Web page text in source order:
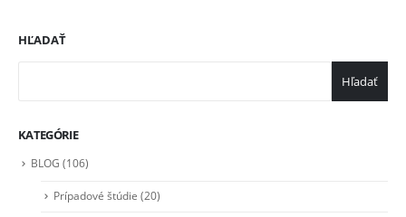
HĽADAŤ
Hľadať
KATEGÓRIE
BLOG (106)
Prípadové štúdie (20)